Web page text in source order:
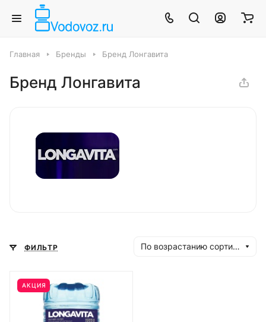
Главная Бренды Бренд Лонгавита
Бренд Лонгавита
ФИЛЬТР По возрастанию сортировки
АКЦИЯ